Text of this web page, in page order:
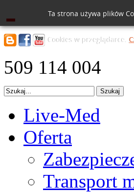
509 114 004
Live-Med
Oferta
Transport
Ta strona używa plików
Cookies w przeglądarce.